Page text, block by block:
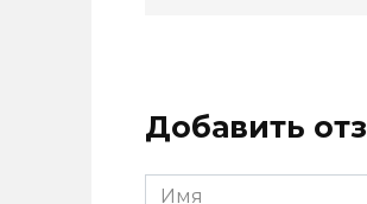
Добавить
Имя